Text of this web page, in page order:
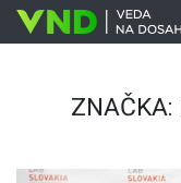
ZNAČKA: